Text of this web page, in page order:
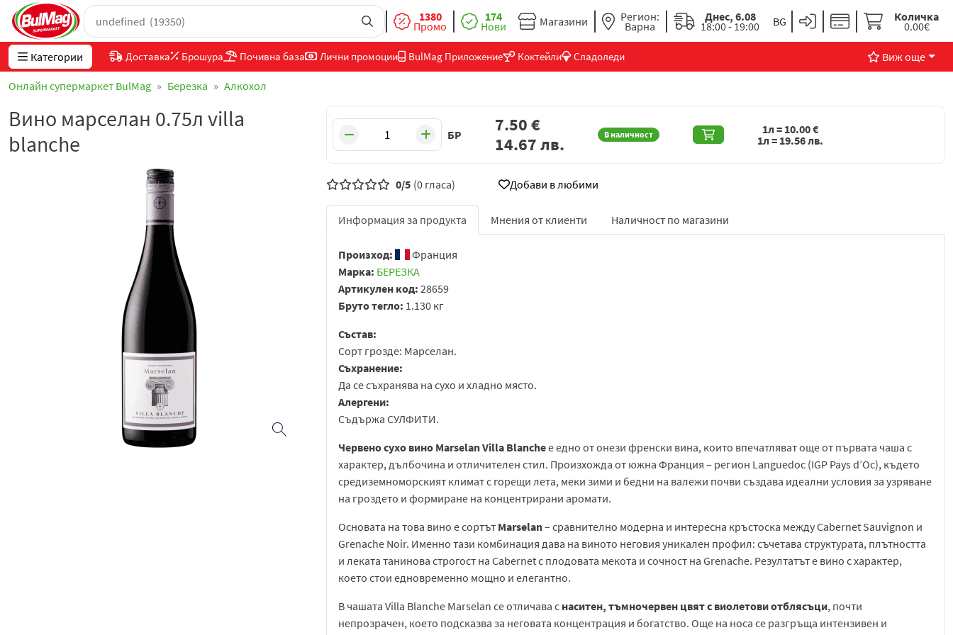
1380
Промо
174
Нови Магазини Регион:
Варна
Днес, 6.08
18:00 - 19:00
Количка
0.00€
Категории Доставка Брошура Почивна база Лични промоции BulMag Приложение Коктейли Сладоледи Виж още
Онлайн супермаркет BulMag Березка Алкохол
Вино марселан 0.75л villa
blanche
БР В наличност
7.50€
14.67лв.
1л = 10.00€
1л = 19.56лв.
0/5 (0 гласа) Добави в любими
Информация за продукта Мнения от клиенти Наличност по магазини
Произход:
Франция
Марка: БЕРЕЗКА
Артикулен код: 28659
Бруто тегло: 1.130 кг
Състав:
Сорт грозде: Марселан.
Съхранение:
Да се съхранява на сухо и хладно място.
Алергени:
Съдържа СУЛФИТИ.
Червено сухо вино Marselan Villa Blancheе едно от онези френски вина, които впечатляват още от първата чаша с
характер, дълбочина и отличителен стил. Произхожда от южна Франция – регион Languedoc (IGP Pays d’Oc), където
средиземноморският климат с горещи лета, меки зими и бедни на валежи почви създава идеални условия за узряване
на гроздето и формиране на концентрирани аромати.
Основата на това вино е сортът Marselan– сравнително модерна и интересна кръстоска между Cabernet Sauvignon и
Grenache Noir. Именно тази комбинация дава на виното неговия уникален профил: съчетава структурата, плътността
и леката танинова строгост на Cabernet с плодовата мекота и сочност на Grenache. Резултатът е вино с характер,
което стои едновременно мощно и елегантно.
В чашата Villa Blanche Marselan се отличава с наситен, тъмночервен цвят с виолетови отблясъци, почти
непрозрачен, което подсказва за неговата концентрация и богатство. Още на носа се разгръща интензивен и